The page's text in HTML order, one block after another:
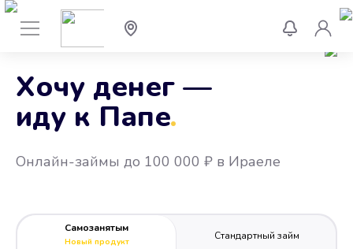
Хочу денег —
иду к Папе
.
Онлайн-займы до 100 000 ₽ в Ираеле
Самозанятым
Новый продукт
Стандартный займ